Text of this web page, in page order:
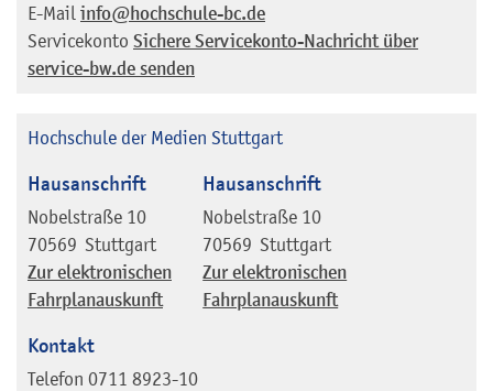
E-Mail info@hochschule-bc.de
Servicekonto Sichere Servicekonto-Nachricht über
service-bw.de senden
Hochschule der Medien Stuttgart
Hausanschrift
Nobelstraße 10
70569 Stuttgart
Zur elektronischen
Fahrplanauskunft
Hausanschrift
Nobelstraße 10
70569 Stuttgart
Zur elektronischen
Fahrplanauskunft
Kontakt
Telefon 0711 8923-10